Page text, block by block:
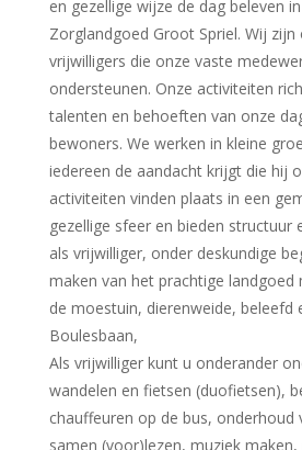
en gezellige wijze de dag beleven
Zorglandgoed Groot Spriel. Wij zijn
vrijwilligers die onze vaste
ondersteunen. Onze activiteiten
talenten en behoeften van onze
bewoners. We werken in kleine
iedereen de aandacht krijgt die hij
activiteiten vinden plaats in een
gezellige sfeer en bieden structuur
als vrijwilliger, onder deskundige
maken van het prachtige landgoed
de moestuin, dierenweide, beleefd
Boulesbaan,
Als vrijwilliger kunt u onderander
wandelen en fietsen (duofietsen),
chauffeuren op de bus, onderhoud
samen (voor)lezen, muziek